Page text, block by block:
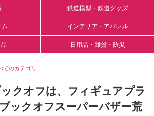
鉄道模型・鉄道グッズ
ム インテリア・アパレル
日用品・雑貨・防災
てのカテゴリ
クオフは、フィギュアプラ
ックオフスーパーバザー荒